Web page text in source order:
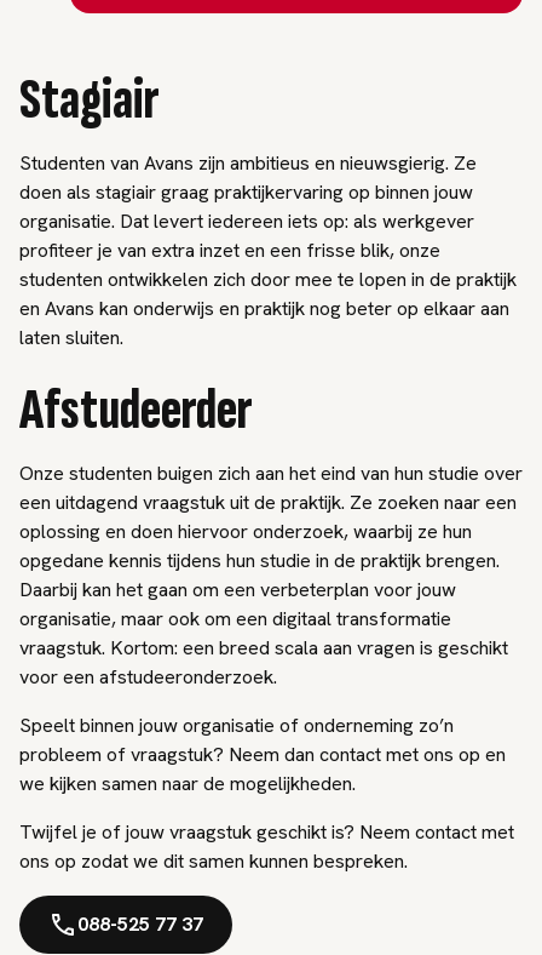
Stagiair
Studenten van Avans zijn ambitieus en nieuwsgierig. Ze
doen als stagiair graag praktijkervaring op binnen jouw
organisatie. Dat levert iedereen iets op: als werkgever
profiteer je van extra inzet en een frisse blik, onze
studenten ontwikkelen zich door mee te lopen in de praktijk
en Avans kan onderwijs en praktijk nog beter op elkaar aan
laten sluiten.
Afstudeerder
Onze studenten buigen zich aan het eind van hun studie over
een uitdagend vraagstuk uit de praktijk. Ze zoeken naar een
oplossing en doen hiervoor onderzoek, waarbij ze hun
opgedane kennis tijdens hun studie in de praktijk brengen.
Daarbij kan het gaan om een verbeterplan voor jouw
organisatie, maar ook om een digitaal transformatie
vraagstuk. Kortom: een breed scala aan vragen is geschikt
voor een afstudeeronderzoek.
Speelt binnen jouw organisatie of onderneming zo’n
probleem of vraagstuk? Neem dan contact met ons op en
we kijken samen naar de mogelijkheden.
Twijfel je of jouw vraagstuk geschikt is? Neem contact met
ons op zodat we dit samen kunnen bespreken.
088-525 77 37